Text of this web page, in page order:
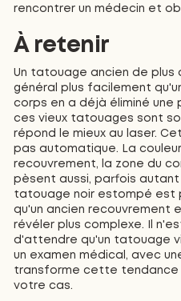
rencontrer un médecin et
À retenir
Un tatouage ancien de plus
général plus facilement
corps en a déjà éliminé
ces vieux tatouages sont
répond le mieux au laser.
pas automatique. La
recouvrement, la zone du
pèsent aussi, parfois autant
tatouage noir estompé est
qu'un ancien recouvrement
révéler plus complexe. Il
d'attendre qu'un tatouage
un examen médical, avec
transforme cette
votre cas.